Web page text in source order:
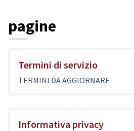
pagine
Termini di servizio
TERMINI DA AGGIORNARE
Informativa privacy